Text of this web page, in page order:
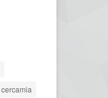
cercamia